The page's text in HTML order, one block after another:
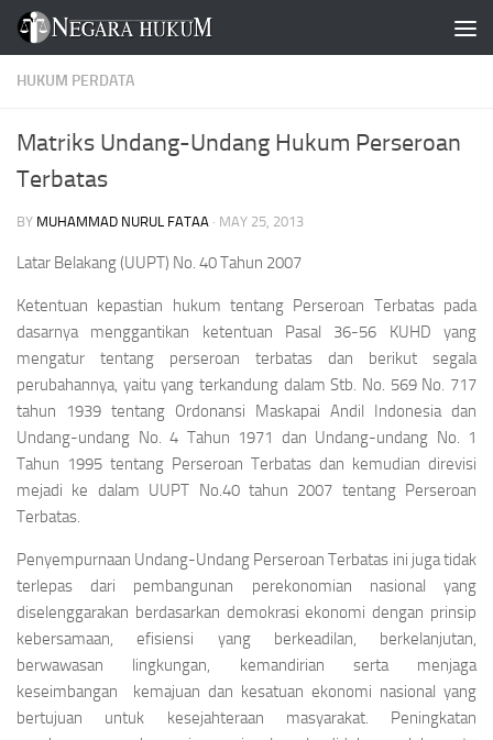
Skip to content
HUKUM PERDATA
Matriks Undang-Undang Hukum Perseroan
Terbatas
BY MUHAMMAD NURUL FATAA · MAY 25, 2013
Latar Belakang (UUPT) No. 40 Tahun 2007
Ketentuan kepastian hukum tentang Perseroan Terbatas pada
dasarnya menggantikan ketentuan Pasal 36-56 KUHD yang
mengatur tentang perseroan terbatas dan berikut segala
perubahannya, yaitu yang terkandung dalam Stb. No. 569 No. 717
tahun 1939 tentang Ordonansi Maskapai Andil Indonesia dan
Undang-undang No. 4 Tahun 1971 dan Undang-undang No. 1
Tahun 1995 tentang Perseroan Terbatas dan kemudian direvisi
mejadi ke dalam UUPT No.40 tahun 2007 tentang Perseroan
Terbatas.
Penyempurnaan Undang-Undang Perseroan Terbatas ini juga tidak
terlepas dari pembangunan perekonomian nasional yang
diselenggarakan berdasarkan demokrasi ekonomi dengan prinsip
kebersamaan, efisiensi yang berkeadilan, berkelanjutan,
berwawasan lingkungan, kemandirian serta menjaga
keseimbangan kemajuan dan kesatuan ekonomi nasional yang
bertujuan untuk kesejahteraan masyarakat. Peningkatan